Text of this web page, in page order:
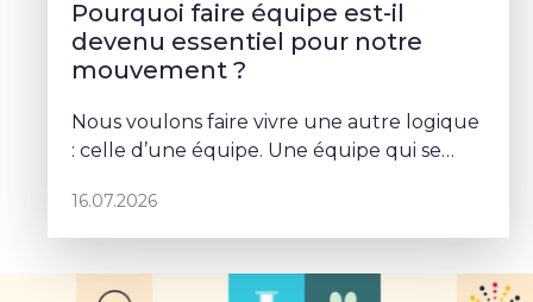
Pourquoi faire équipe est-il
devenu essentiel pour notre
mouvement ?
Nous voulons faire vivre une autre logique
: celle d’une équipe. Une équipe qui se
projet commun – Sophie Rohonyi
16.07.2026